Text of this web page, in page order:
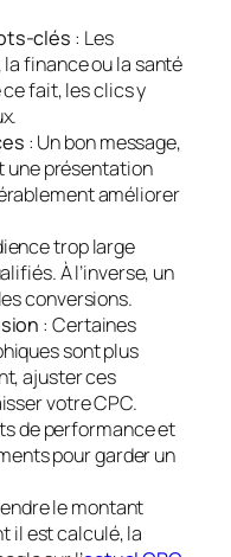
clés : Les
finance ou la santé
fait, les clics y
: Un bon message,
une présentation
améliorer
trop large
À l’inverse, un
conversions.
: Certaines
sont plus
ajuster ces
votre CPC.
de performance et
pour garder un
le montant
il est calculé, la